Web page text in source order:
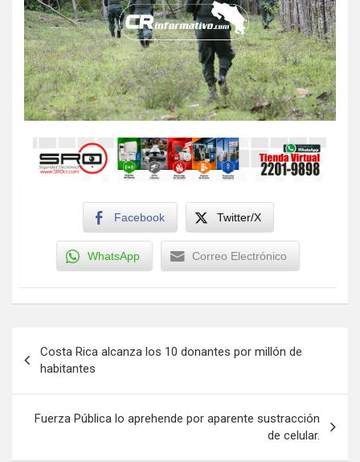
Facebook Twitter/X
WhatsApp Correo Electrónico
de
entradas
Costa Rica alcanza los 10 donantes por millón de
habitantes
Fuerza Pública lo aprehende por aparente sustracción
de celular.